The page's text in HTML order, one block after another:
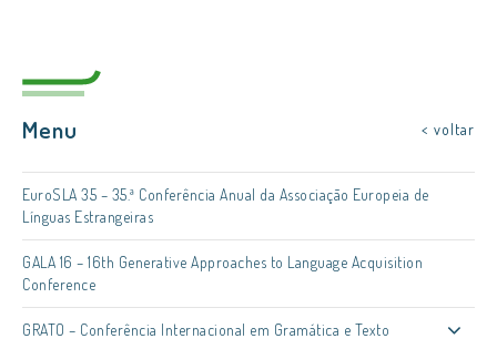
Menu < voltar
EuroSLA 35 – 35.ª Conferência Anual da Associação Europeia de
Línguas Estrangeiras
GALA 16 – 16th Generative Approaches to Language Acquisition
Conference
GRATO – Conferência Internacional em Gramática e Texto